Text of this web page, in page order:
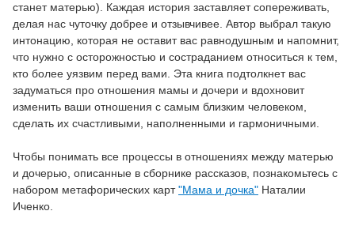
станет матерью). Каждая история заставляет сопереживать,
делая нас чуточку добрее и отзывчивее. Автор выбрал такую
интонацию, которая не оставит вас равнодушным и напомнит,
что нужно с осторожностью и состраданием относиться к тем,
кто более уязвим перед вами. Эта книга подтолкнет вас
задуматься про отношения мамы и дочери и вдохновит
изменить ваши отношения с самым близким человеком,
сделать их счастливыми, наполненными и гармоничными.
Чтобы понимать все процессы в отношениях между матерью
и дочерью, описанные в сборнике рассказов, познакомьтесь с
набором метафорических карт"Мама и дочка" Наталии
Иченко.